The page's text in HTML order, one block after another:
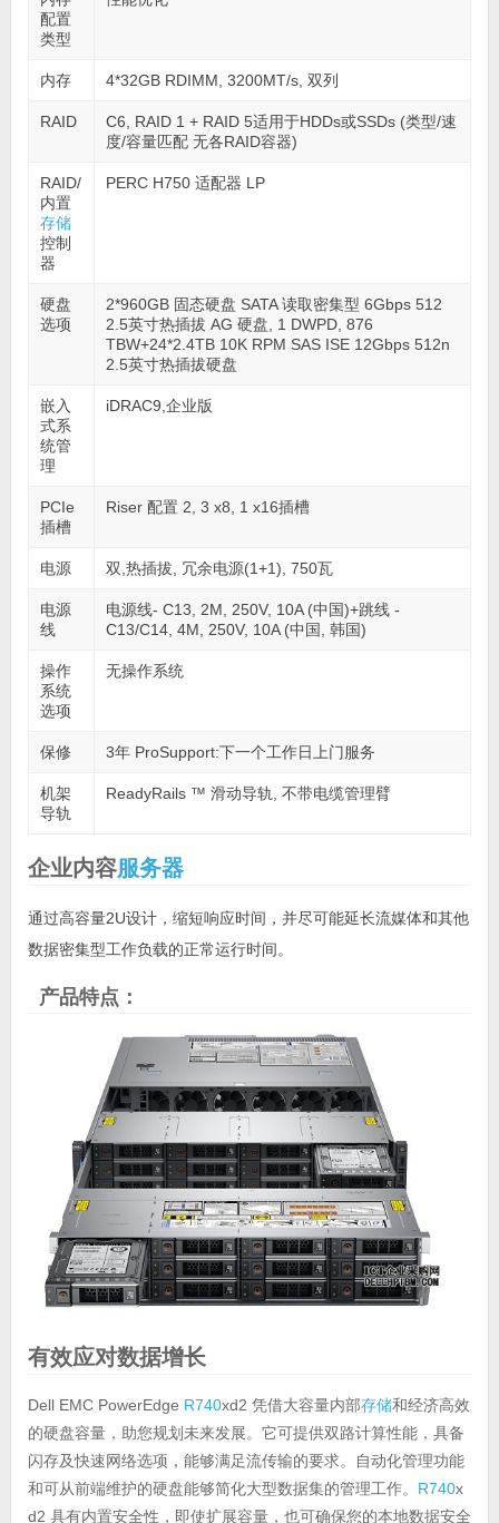
配置
类型
内存 4*32GB RDIMM, 3200MT/s, 双列
RAID
C6, RAID 1 + RAID 5适用于HDDs或SSDs (类型/速
度/容量匹配 无各RAID容器)
RAID/
内置
存储
控制
器
PERC H750 适配器 LP
硬盘
选项
2*960GB 固态硬盘 SATA 读取密集型 6Gbps 512
2.5英寸热插拔 AG 硬盘, 1 DWPD, 876
TBW+24*2.4TB 10K RPM SAS ISE 12Gbps 512n
2.5英寸热插拔硬盘
嵌入
式系
统管
理
iDRAC9,企业版
PCIe
插槽
Riser 配置 2, 3 x8, 1 x16插槽
电源 双,热插拔, 冗余电源(1+1), 750瓦
电源
线
电源线- C13, 2M, 250V, 10A (中国)+跳线 -
C13/C14, 4M, 250V, 10A (中国, 韩国)
操作
系统
选项
无操作系统
保修 3年 ProSupport:下一个工作日上门服务
机架
导轨
ReadyRails ™ 滑动导轨, 不带电缆管理臂
企业内容服务器
通过高容量2U设计，缩短响应时间，并尽可能延长流媒体和其他
数据密集型工作负载的正常运行时间。
产品特点：
有效应对数据增长
Dell EMC PowerEdge R740xd2 凭借大容量内部存储和经济高效
的硬盘容量，助您规划未来发展。它可提供双路计算性能，具备
闪存及快速网络选项，能够满足流传输的要求。自动化管理功能
和可从前端维护的硬盘能够简化大型数据集的管理工作。 R740x
d2 具有内置安全性，即使扩展容量，也可确保您的本地数据安全